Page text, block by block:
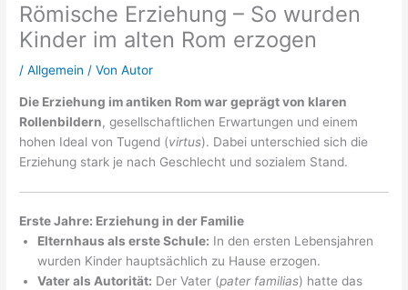
Römische Erziehung – So wurden
Kinder im alten Rom erzogen
/Allgemein / VonAutor
Die Erziehung im antiken Rom war geprägt von klaren
Rollenbildern, gesellschaftlichen Erwartungen und einem
hohen Ideal von Tugend (virtus). Dabei unterschied sich die
Erziehung stark je nach Geschlecht und sozialem Stand.
Erste Jahre: Erziehung in der Familie
Elternhaus als erste Schule: In den ersten Lebensjahren
wurden Kinder hauptsächlich zu Hause erzogen.
Vater als Autorität: Der Vater (pater familias) hatte das